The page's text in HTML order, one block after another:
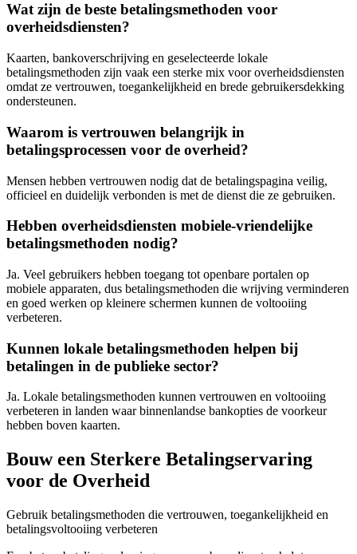
Wat zijn de beste betalingsmethoden voor
overheidsdiensten?
Kaarten, bankoverschrijving en geselecteerde lokale
betalingsmethoden zijn vaak een sterke mix voor overheidsdiensten
omdat ze vertrouwen, toegankelijkheid en brede gebruikersdekking
ondersteunen.
Waarom is vertrouwen belangrijk in
betalingsprocessen voor de overheid?
Mensen hebben vertrouwen nodig dat de betalingspagina veilig,
officieel en duidelijk verbonden is met de dienst die ze gebruiken.
Hebben overheidsdiensten mobiele-vriendelijke
betalingsmethoden nodig?
Ja. Veel gebruikers hebben toegang tot openbare portalen op
mobiele apparaten, dus betalingsmethoden die wrijving verminderen
en goed werken op kleinere schermen kunnen de voltooiing
verbeteren.
Kunnen lokale betalingsmethoden helpen bij
betalingen in de publieke sector?
Ja. Lokale betalingsmethoden kunnen vertrouwen en voltooiing
verbeteren in landen waar binnenlandse bankopties de voorkeur
hebben boven kaarten.
Bouw een Sterkere Betalingservaring
voor de Overheid
Gebruik betalingsmethoden die vertrouwen, toegankelijkheid en
betalingsvoltooiing verbeteren